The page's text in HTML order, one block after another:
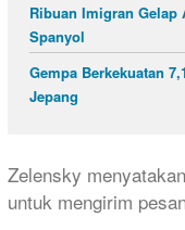
Ribuan Imigran Gelap
Spanyol
Gempa Berkekuatan
Jepang
Zelensky
untuk mengirim